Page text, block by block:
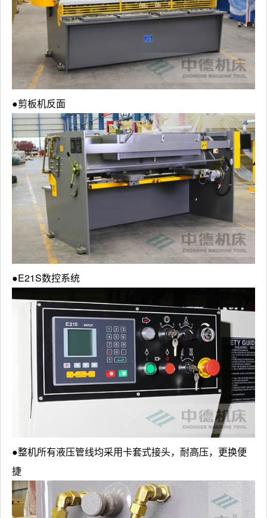
●剪板机反面
●E21S数控系统
●整机所有液压管线均采用卡套式接头，耐高压，更换便
捷